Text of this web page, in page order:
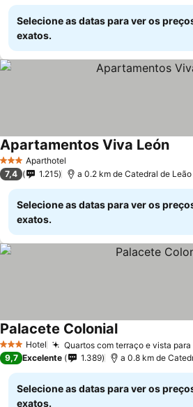
Selecione as datas para ver os
exatos.
3 EstrelasAparthotel
Apartamentos Viva León
7,4 1.215 a 0.2 km de Catedral de Leão
Selecione as datas para ver os
exatos.
3 EstrelasHotel Quartos com terraço e vista
Palacete Colonial
9,7 Excelente 1.389 a 0.8 km de
Selecione as datas para ver os
exatos.